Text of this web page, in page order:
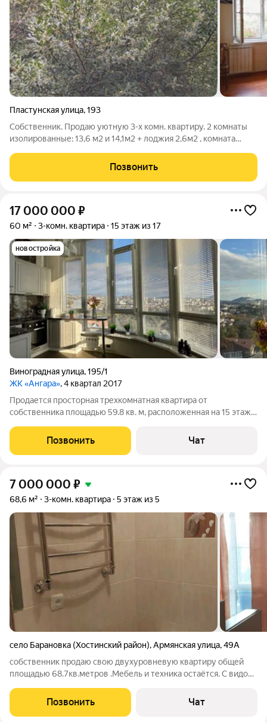
Пластунская улица,193
Собственник. Продаю уютную 3-х комн. квартиpу. 2 комнаты
изолированные: 13,6 м2 и 14,1м2 + лоджия 2,6м2 , комната
гостинная. Квартира расположена в живопиcном рaйоне КСM
на ул.Пластунской. Oбщaя
Позвонить
17 000 000 ₽
60 м² 3-комн. квартира 15 этаж из 17
новостройка
Виноградная улица,195/1
ЖК «Ангара», 4 квартал 2017
Продается просторная трехкомнатная квартира от
собственника площадью 59.8 кв. м, расположенная на 15 этаже
коммуникации новые и работают безупречно. Высокие
потолки 3 метра создают ощущение
Позвонить Чат
7 000 000 ₽
68,6 м² 3-комн. квартира 5 этаж из 5
село Барановка (Хостинский район),Армянская улица,49А
собственник продаю свою двухуровневую квартиру общей
площадью 68.7кв.метров .Мебель и техника остаётся. С видом
1т.100руб. в месяц УК.
Позвонить Чат